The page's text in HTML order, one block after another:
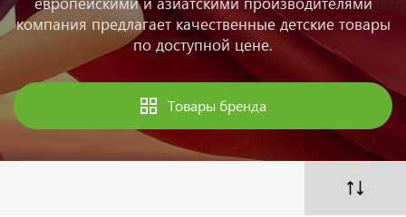
компания предлагает качественные детские товары
по доступной цене.
Товары бренда